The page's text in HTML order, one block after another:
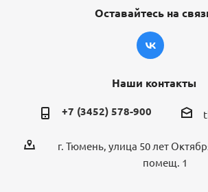
Оставайтесь на
Наши контакты
+7 (3452) 578-900
г. Тюмень, улица 50 лет
помещ. 1